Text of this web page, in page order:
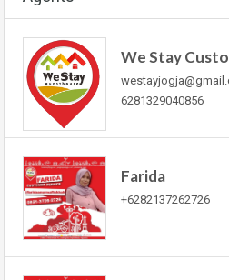
We Stay
6281329040856
Farida
+6282137262726